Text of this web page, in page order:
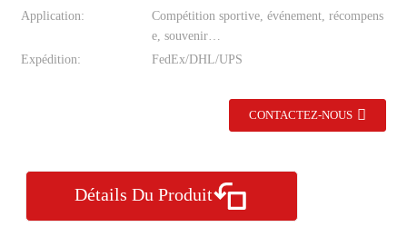
Application:
Compétition sportive, événement, récompens
e, souvenir…
Expédition:
FedEx/DHL/UPS
CONTACTEZ-NOUS
Détails Du Produit